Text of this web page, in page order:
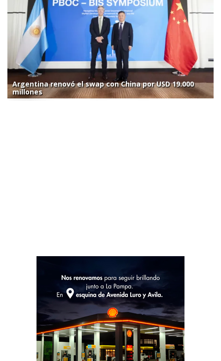
Argentina renovó el swap con China por USD 19.000
millones